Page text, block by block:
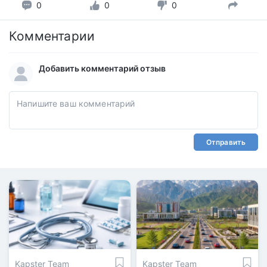
0 0 0
Комментарии
Добавить комментарий отзыв
Отправить
Kapster Team Kapster Team